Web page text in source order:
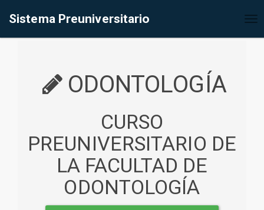
Sistema Preuniversitario
ODONTOLOGÍA
CURSO
PREUNIVERSITARIO DE
LA FACULTAD DE
ODONTOLOGÍA